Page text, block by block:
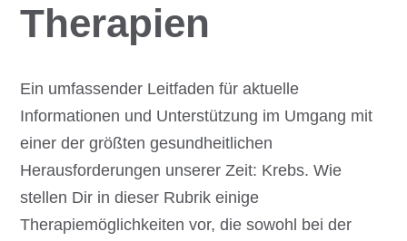
Therapien
Ein umfassender Leitfaden für aktuelle
Informationen und Unterstützung im Umgang mit
einer der größten gesundheitlichen
Herausforderungen unserer Zeit: Krebs. Wie
stellen Dir in dieser Rubrik einige
Therapiemöglichkeiten vor, die sowohl bei der